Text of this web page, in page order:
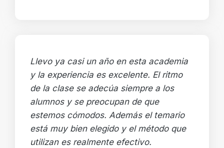
Llevo ya casi un año en esta academia
y la experiencia es excelente. El ritmo
de la clase se adecúa siempre a los
alumnos y se preocupan de que
estemos cómodos. Además el temario
está muy bien elegido y el método que
utilizan es realmente efectivo.